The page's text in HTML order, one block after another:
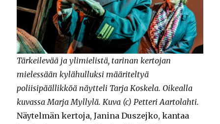
Tärkeilevää ja ylimielistä, tarinan kertojan
mielessään kylähulluksi määriteltyä
poliisipäällikköä näytteli Tarja Koskela. Oikealla
kuvassa Marja Myllylä. Kuva (c) Petteri Aartolahti.
Näytelmän kertoja, Janina Duszejko, kantaa